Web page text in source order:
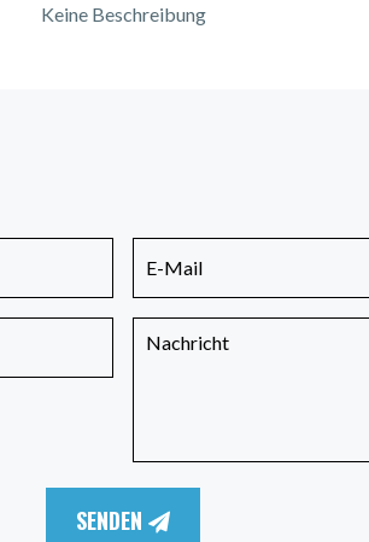
Keine Beschreibung
SENDEN